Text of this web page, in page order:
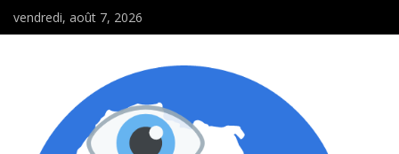
vendredi, août 7, 2026